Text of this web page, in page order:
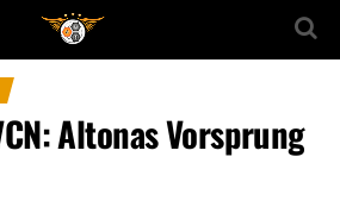
Altonas Vorsprung